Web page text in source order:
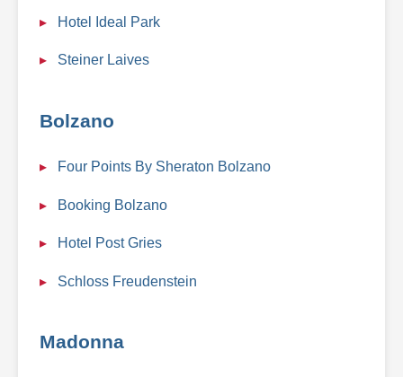
Hotel Ideal Park
Steiner Laives
Bolzano
Four Points By Sheraton Bolzano
Booking Bolzano
Hotel Post Gries
Schloss Freudenstein
Madonna